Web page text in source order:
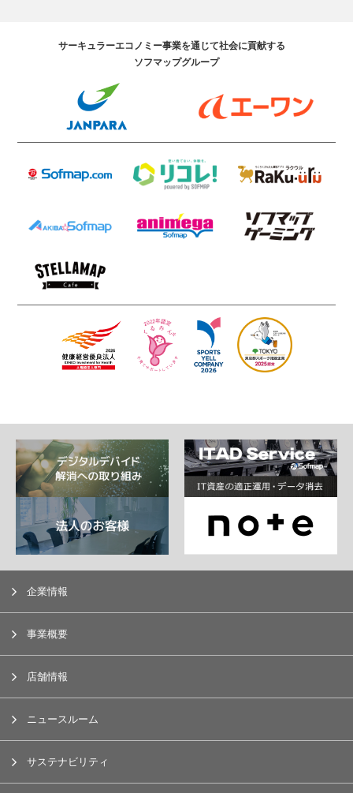
サーキュラーエコノミー事業を通じて社会に貢献する
ソフマップグループ
企業情報
事業概要
店舗情報
ニュースルーム
サステナビリティ